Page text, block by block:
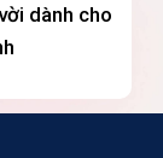
dành cho